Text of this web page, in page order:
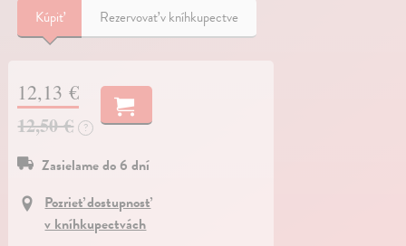
Kúpiť Rezervovať v kníhkupectve
12,13 €
12,50 €
?
Zasielame do 6 dní
Pozrieť dostupnosť
v kníhkupectvách